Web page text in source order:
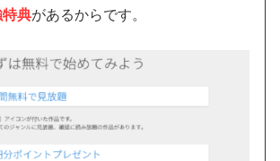
典があるからです。